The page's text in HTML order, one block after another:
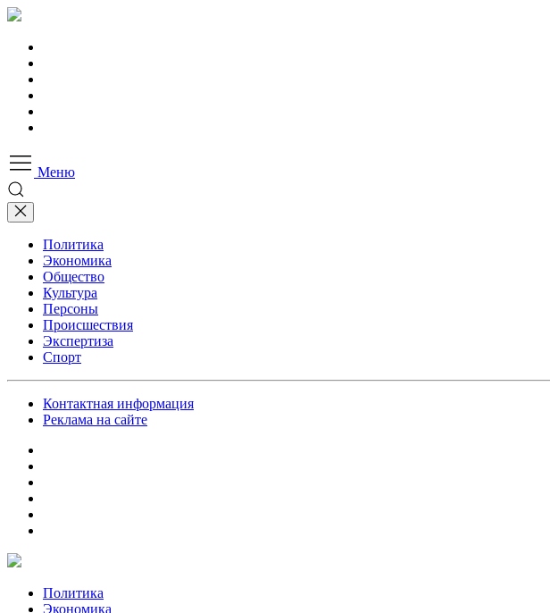
Меню
Политика
Экономика
Общество
Культура
Персоны
Происшествия
Экспертиза
Спорт
Контактная информация
Реклама на сайте
Политика
Экономика